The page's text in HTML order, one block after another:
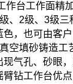
作台工作面精
、2级、3级
色，也可由客
空填砂铸造工
现气孔、砂眼
臂钻工作台优